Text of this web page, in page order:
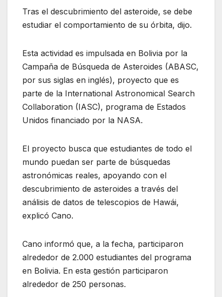
Tras el descubrimiento del asteroide, se debe
estudiar el comportamiento de su órbita, dijo.
Esta actividad es impulsada en Bolivia por la
Campaña de Búsqueda de Asteroides (ABASC,
por sus siglas en inglés), proyecto que es
parte de la International Astronomical Search
Collaboration (IASC), programa de Estados
Unidos financiado por la NASA.
El proyecto busca que estudiantes de todo el
mundo puedan ser parte de búsquedas
astronómicas reales, apoyando con el
descubrimiento de asteroides a través del
análisis de datos de telescopios de Hawái,
explicó Cano.
Cano informó que, a la fecha, participaron
alrededor de 2.000 estudiantes del programa
en Bolivia. En esta gestión participaron
alrededor de 250 personas.